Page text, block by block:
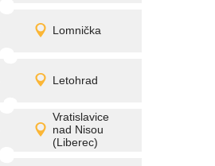
Lomnička
Detail
promítání
Letohrad
Detail
promítání
Vratislavice
nad Nisou
(Liberec)
Detail
promítání